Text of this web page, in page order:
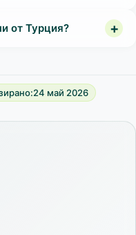
от Турция?
24 май 2026